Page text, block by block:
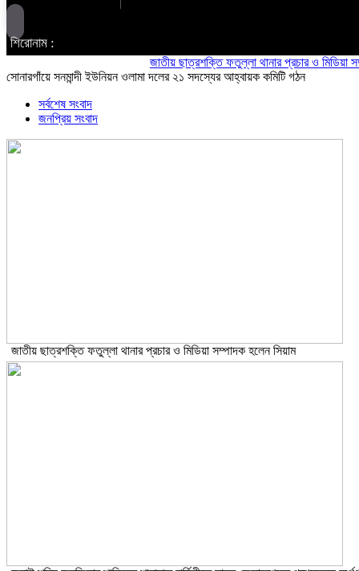
শিরোনাম :
জাতীয় ছাত্রশক্তি ফতুল্লা থানার প্রচার ও মিডিয়া সম্পাদক
সোনারগাঁয়ে সনমান্দী ইউনিয়ন ওলামা দলের ২১ সদস্যের আহ্বায়ক কমিটি গঠন
সর্বশেষ সংবাদ
জনপ্রিয় সংবাদ
জাতীয় ছাত্রশক্তি ফতুল্লা থানার প্রচার ও মিডিয়া সম্পাদক হলেন সিয়াম